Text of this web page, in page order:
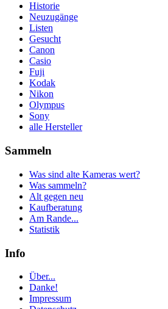
Historie
Neuzugänge
Listen
Gesucht
Canon
Casio
Fuji
Kodak
Nikon
Olympus
Sony
alle Hersteller
Sammeln
Was sind alte Kameras wert?
Was sammeln?
Alt gegen neu
Kaufberatung
Am Rande...
Statistik
Info
Über...
Danke!
Impressum